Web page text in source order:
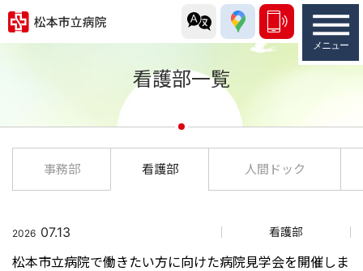
看護部一覧
事務部 看護部 人間ドック
2026 07.13 看護部
松本市立病院で働きたい方に向けた病院見学会を開催しま